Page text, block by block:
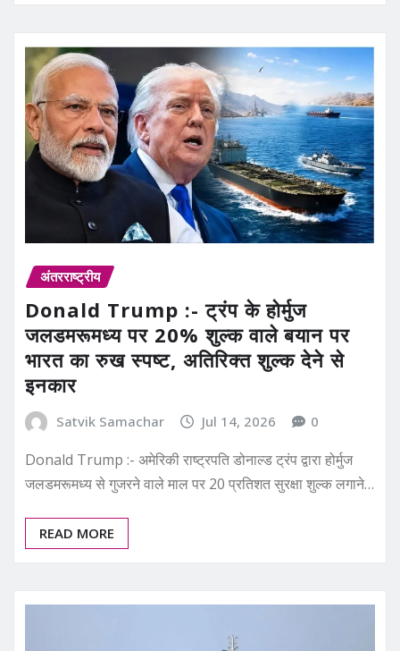
अंतरराष्ट्रीय
Donald Trump :- ट्रंप के होर्मुज
जलडमरूमध्य पर 20% शुल्क वाले बयान पर
भारत का रुख स्पष्ट, अतिरिक्त शुल्क देने से
इनकार
Satvik Samachar Jul 14, 2026 0
Donald Trump :- अमेरिकी राष्ट्रपति डोनाल्ड ट्रंप द्वारा होर्मुज
जलडमरूमध्य से गुजरने वाले माल पर 20 प्रतिशत सुरक्षा शुल्क लगाने…
READ MORE